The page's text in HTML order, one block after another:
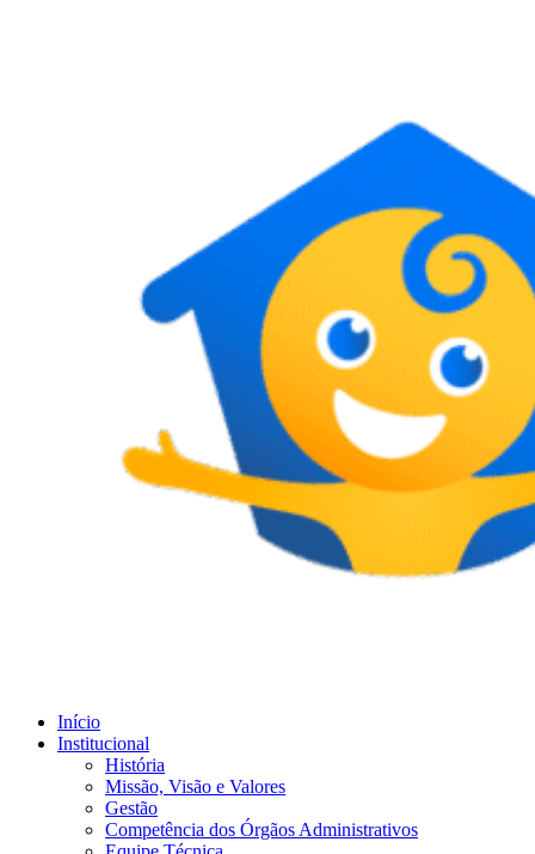
Início
Institucional
História
Missão, Visão e Valores
Gestão
Competência dos Órgãos Administrativos